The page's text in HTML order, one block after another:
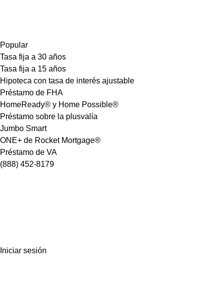
Popular
Tasa fija a 30 años
Tasa fija a 15 años
Hipoteca con tasa de interés ajustable
Préstamo de FHA
HomeReady® y Home Possible®
Préstamo sobre la plusvalía
Jumbo Smart
ONE+ de Rocket Mortgage®
Préstamo de VA
(888) 452-8179
Iniciar sesión